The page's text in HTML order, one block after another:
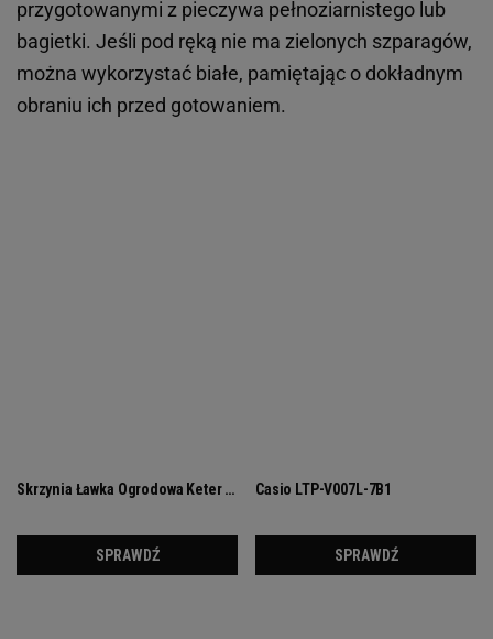
przygotowanymi z pieczywa pełnoziarnistego lub
bagietki. Jeśli pod ręką nie ma zielonych szparagów,
można wykorzystać białe, pamiętając o dokładnym
obraniu ich przed gotowaniem.